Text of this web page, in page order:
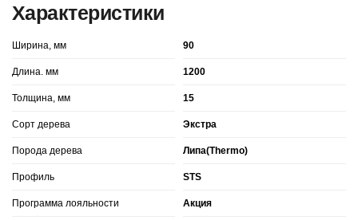
естественную эстетику и полезные свойства
Характеристики
Ширина, мм 90
Длина. мм 1200
Толщина, мм 15
Сорт дерева Экстра
Порода дерева Липа(Thermo)
Профиль STS
Программа лояльности Акция